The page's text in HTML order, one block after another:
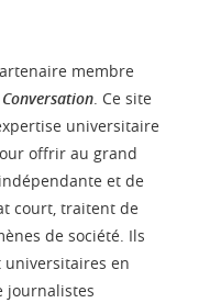
membre
Conversation. Ce site
universitaire
offrir au grand
et de
court, traitent de
de société. Ils
en
journalistes